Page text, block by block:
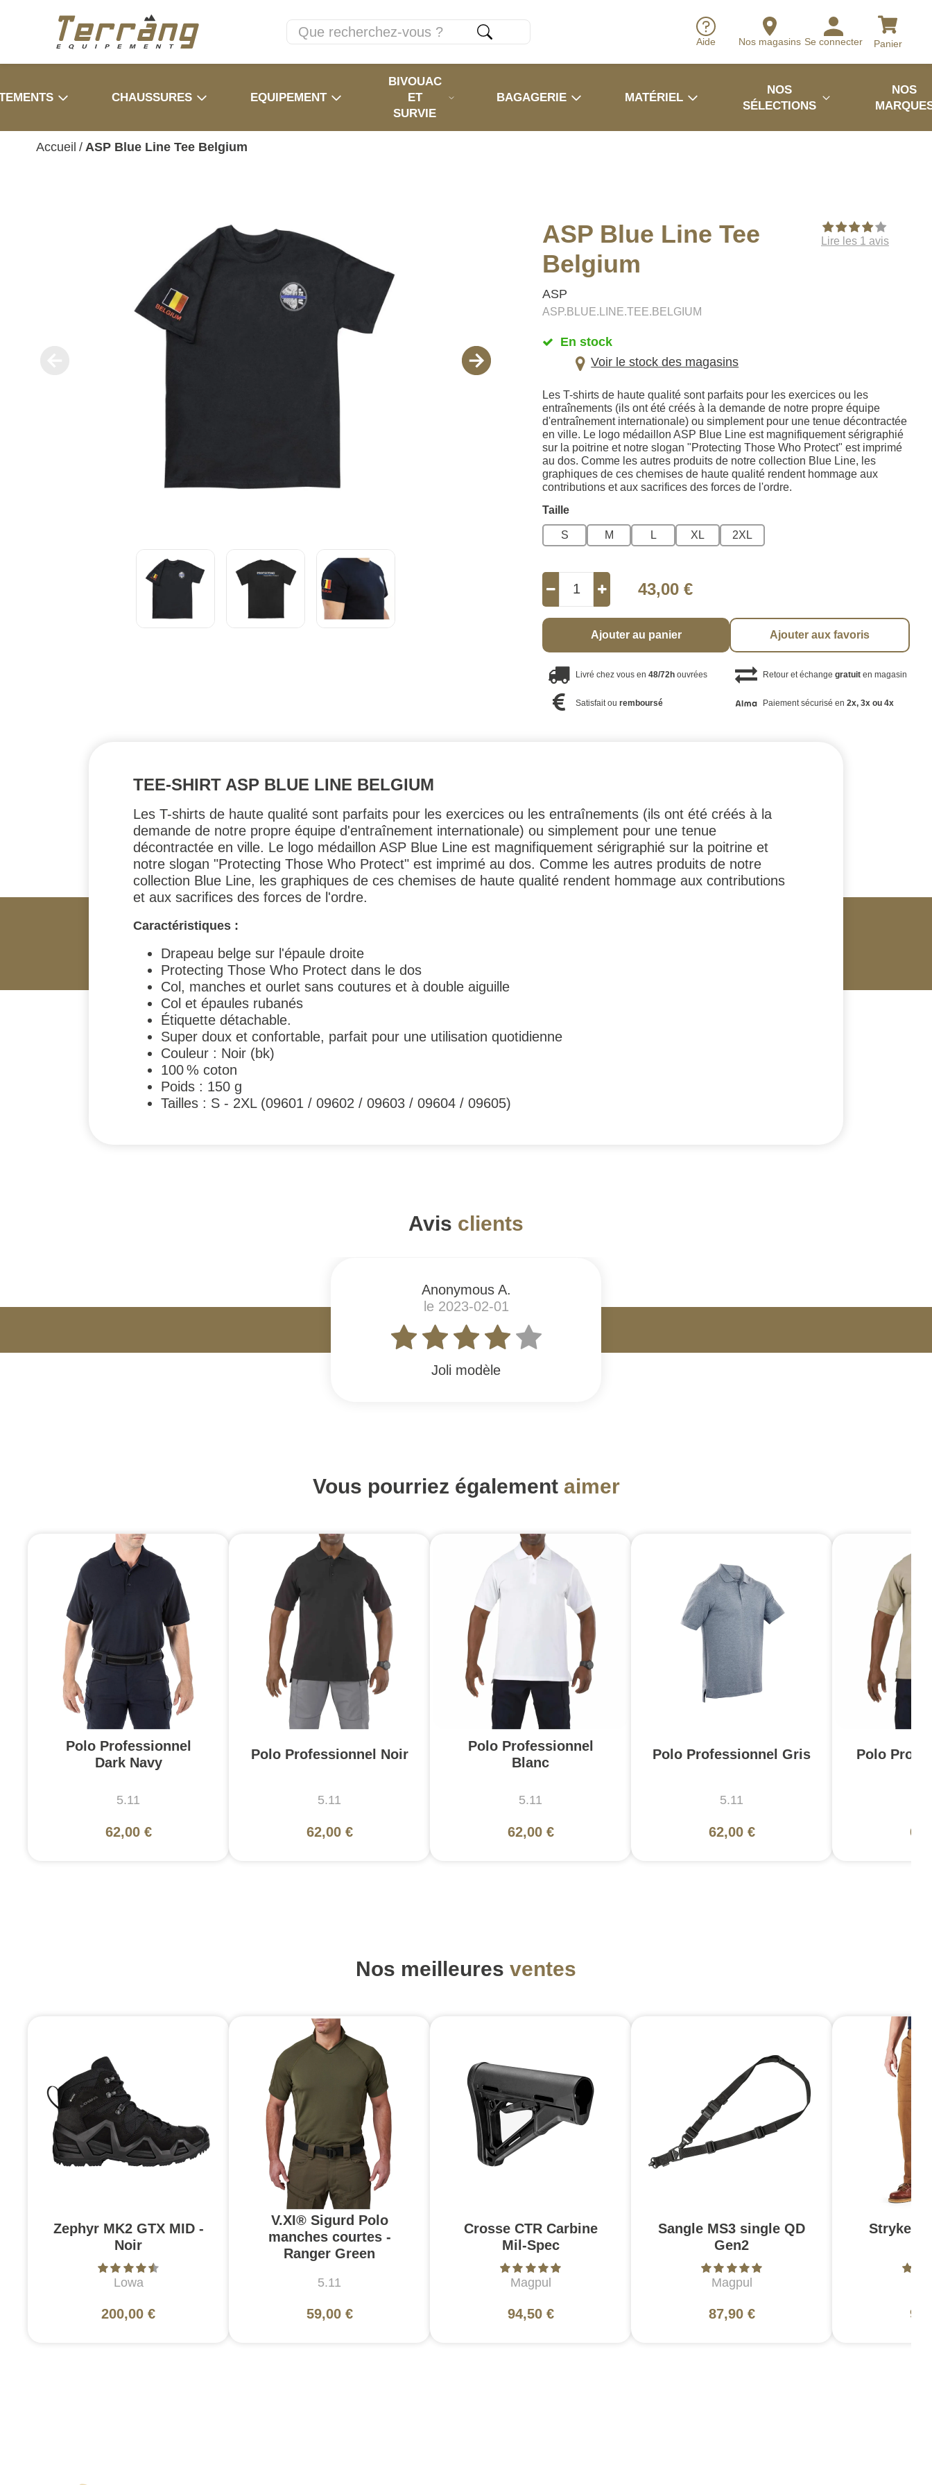
Aide Nos magasins Se connecter Panier
CHAUSSURES EQUIPEMENT
BIVOUAC
ET
SURVIE
BAGAGERIE MATÉRIEL
NOS
SÉLECTIONS
NOS
Accueil / ASP Blue Line Tee Belgium
ASP Blue Line Tee
Belgium
ASP
ASP.BLUE.LINE.TEE.BELGIUM
Lire les 1 avis
En stock
Voir le stock des magasins
Les T-shirts de haute qualité sont parfaits pour les exercices ou les
entraînements (ils ont été créés à la demande de notre propre équipe
d'entraînement internationale) ou simplement pour une tenue décontractée
en ville. Le logo médaillon ASP Blue Line est magnifiquement sérigraphié
sur la poitrine et notre slogan "Protecting Those Who Protect" est imprimé
au dos. Comme les autres produits de notre collection Blue Line, les
graphiques de ces chemises de haute qualité rendent hommage aux
contributions et aux sacrifices des forces de l'ordre.
Taille
S M L XL 2XL
43,00 €
Ajouter au panier Ajouter aux favoris
Livré chez vous en48/72h ouvrées Retour et échange gratuiten magasin
Satisfait ouremboursé Paiement sécurisé en 2x, 3x ou 4x
TEE-SHIRT ASP BLUE LINE BELGIUM
Les T-shirts de haute qualité sont parfaits pour les exercices ou les entraînements (ils ont été créés à la
demande de notre propre équipe d'entraînement internationale) ou simplement pour une tenue
décontractée en ville. Le logo médaillon ASP Blue Line est magnifiquement sérigraphié sur la poitrine et
notre slogan "Protecting Those Who Protect" est imprimé au dos. Comme les autres produits de notre
collection Blue Line, les graphiques de ces chemises de haute qualité rendent hommage aux contributions
et aux sacrifices des forces de l'ordre.
Caractéristiques :
Drapeau belge sur l'épaule droite
Protecting Those Who Protect dans le dos
Col, manches et ourlet sans coutures et à double aiguille
Col et épaules rubanés
Étiquette détachable.
Super doux et confortable, parfait pour une utilisation quotidienne
Couleur : Noir (bk)
100 % coton
Poids : 150 g
Tailles : S - 2XL (09601 / 09602 / 09603 / 09604 / 09605)
Avis clients
Anonymous A.
le 2023-02-01
Joli modèle
Vous pourriez également aimer
Polo Professionnel
Dark Navy
5.11
62,00 €
Polo Professionnel Noir
5.11
62,00 €
Polo Professionnel
Blanc
5.11
62,00 €
Polo Professionnel Gris
5.11
62,00 €
Polo
Nos meilleures ventes
Zephyr MK2 GTX MID -
Noir
Lowa
200,00 €
V.XI® Sigurd Polo
manches courtes -
Ranger Green
5.11
59,00 €
Crosse CTR Carbine
Mil-Spec
Magpul
94,50 €
Sangle MS3 single QD
Gen2
Magpul
87,90 €
Stryke